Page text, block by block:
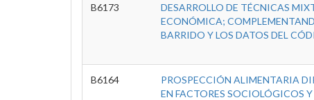
B6173
DESARROLLO DE TÉCNICAS
ECONÓMICA;
BARRIDO Y LOS DATOS DEL
B6164
PROSPECCIÓN ALIMENTARIA
EN FACTORES SOCIOLÓGICOS